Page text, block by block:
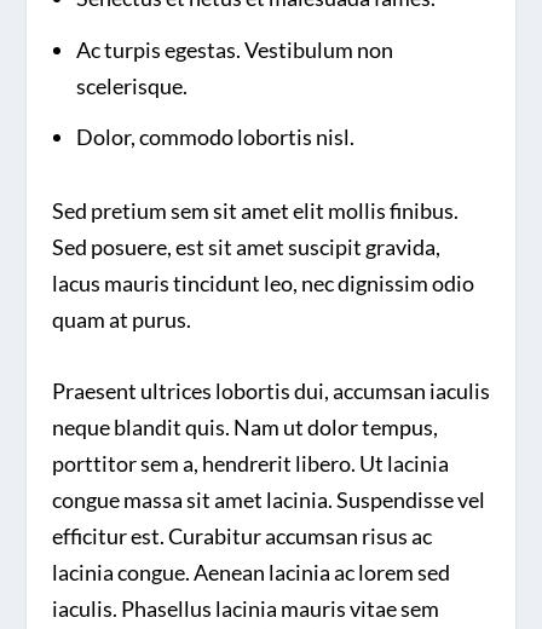
Ac turpis egestas. Vestibulum non
scelerisque.
Dolor, commodo lobortis nisl.
Sed pretium sem sit amet elit mollis finibus.
Sed posuere, est sit amet suscipit gravida,
lacus mauris tincidunt leo, nec dignissim odio
quam at purus.
Praesent ultrices lobortis dui, accumsan iaculis
neque blandit quis. Nam ut dolor tempus,
porttitor sem a, hendrerit libero. Ut lacinia
congue massa sit amet lacinia. Suspendisse vel
efficitur est. Curabitur accumsan risus ac
lacinia congue. Aenean lacinia ac lorem sed
iaculis. Phasellus lacinia mauris vitae sem